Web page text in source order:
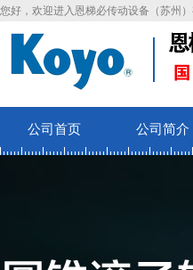
您好，欢迎进入恩梯必传动设备（苏州）
公司首页 公司简介